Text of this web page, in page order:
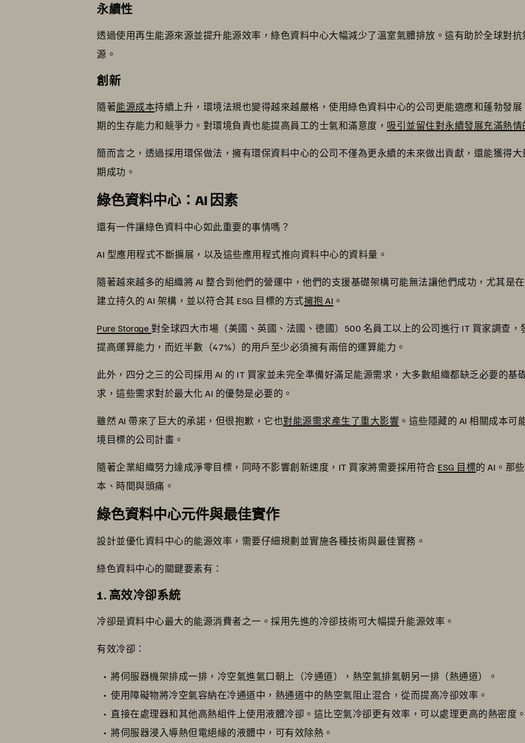
永續性
透過使用再生能源來源並提升能源效率，綠色資料中心大幅減少了溫室氣體排放。這有助於全球對
源。
創新
隨著能源成本持續上升，環境法規也變得越來越嚴格，使用綠色資料中心的公司更能適應和蓬勃發展
期的生存能力和競爭力。對環境負責也能提高員工的士氣和滿意度， 吸引並留住對永續發展充滿熱情
簡而言之，透過採用環保做法，擁有環保資料中心的公司不僅為更永續的未來做出貢獻，還能獲得
期成功。
綠色資料中心：AI 因素
還有一件讓綠色資料中心如此重要的事情嗎？
AI 型應用程式不斷擴展，以及這些應用程式推向資料中心的資料量。
隨著越來越多的組織將 AI 整合到他們的營運中，他們的支援基礎架構可能無法讓他們成功，尤其是
建立持久的 AI 架構，並以符合其 ESG 目標的方式擁抱 AI 。
Pure Storage 對全球四大市場（美國、英國、法國、德國）500 名員工以上的公司進行 IT 買家調查，
提高運算能力，而近半數（47%）的用戶至少必須擁有兩倍的運算能力。
此外，四分之三的公司採用 AI 的 IT 買家並未完全準備好滿足能源需求，大多數組織都缺乏必要的基
求，這些需求對於最大化 AI 的優勢是必要的。
雖然 AI 帶來了巨大的承諾，但很抱歉，它也對能源需求產生了重大影響 。這些隱藏的 AI 相關成本
境目標的公司計畫。
隨著企業組織努力達成淨零目標，同時不影響創新速度，IT 買家將需要採用符合 ESG 目標的 AI。那
本、時間與頭痛。
綠色資料中心元件與最佳實作
設計並優化資料中心的能源效率，需要仔細規劃並實施各種技術與最佳實務。
綠色資料中心的關鍵要素有：
1. 高效冷卻系統
冷卻是資料中心最大的能源消費者之一。採用先進的冷卻技術可大幅提升能源效率。
有效冷卻：
將伺服器機架排成一排，冷空氣進氣口朝上（冷通道），熱空氣排氣朝另一排（熱通道）。
使用障礙物將冷空氣容納在冷通道中，熱通道中的熱空氣阻止混合，從而提高冷卻效率。
直接在處理器和其他高熱組件上使用液體冷卻。這比空氣冷卻更有效率，可以處理更高的熱密度。
將伺服器浸入導熱但電絕緣的液體中，可有效除熱。